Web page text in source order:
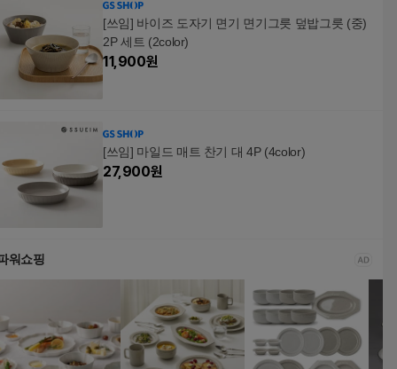
[쓰임] 바이즈 도자기 면기 면기그릇 덮밥그릇 (중)
2P 세트 (2color)
11,900원
[쓰임] 마일드 매트 찬기 대 4P (4color)
27,900원
워쇼핑